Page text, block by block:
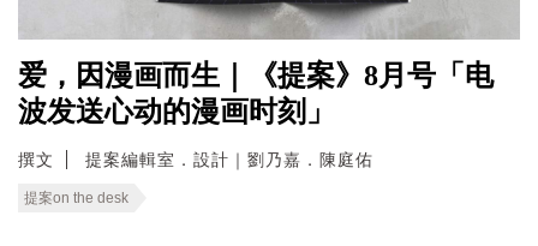
爱，因漫画而生｜《提案》8月号「电
波发送心动的漫画时刻」
撰文 提案編輯室．設計｜劉乃嘉．陳庭佑
提案on the desk